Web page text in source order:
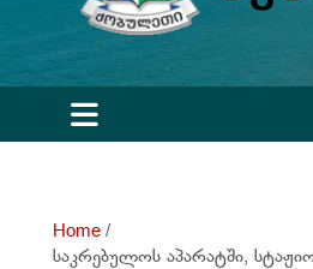
e
Home
საკრებულოს აპარატში,